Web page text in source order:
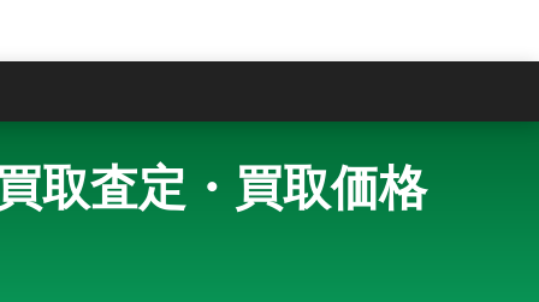
取査定・買取価格